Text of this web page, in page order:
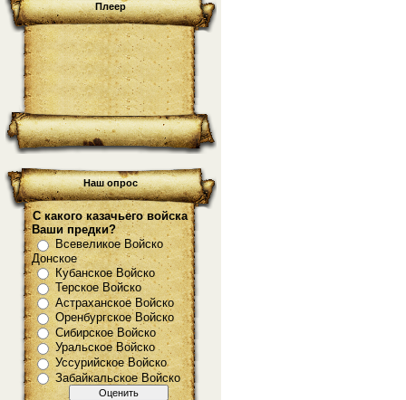
Плеер
Наш опрос
С какого казачьего войска
Ваши предки?
Всевеликое Войско
Донское
Кубанское Войско
Терское Войско
Астраханское Войско
Оренбургское Войско
Сибирское Войско
Уральское Войско
Уссурийское Войско
Забайкальское Войско